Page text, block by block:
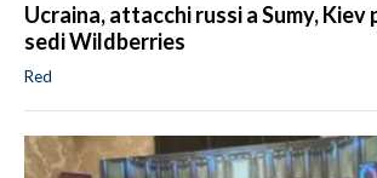
Ucraina, attacchi russi a Sumy, Kiev
sedi Wildberries
Red